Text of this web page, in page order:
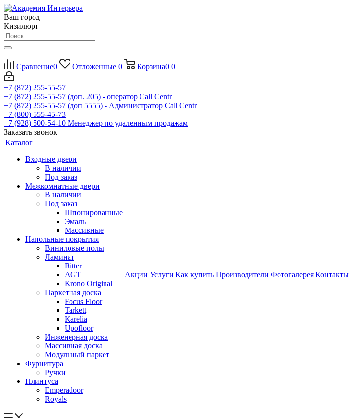
Ваш город
Кизилюрт
Сравнение0 Отложенные 0 Корзина0 0
+7 (872) 255-55-57
+7 (872) 255-55-57 (доп. 205) - оператор Call Centr
+7 (872) 255-55-57 (доп 5555) - Администратор Call Centr
+7 (800) 555-45-73
+7 (928) 500-54-10 Менеджер по удаленным продажам
Заказать звонок
Каталог
Входные двери
В наличии
Под заказ
Межкомнатные двери
В наличии
Под заказ
Шпонированные
Эмаль
Массивные
Напольные покрытия
Виниловые полы
Ламинат
Ritter
AGT
Krono Original
Паркетная доска
Focus Floor
Tarkett
Karelia
Upofloor
Инженерная доска
Массивная доска
Модульный паркет
Фурнитура
Ручки
Плинтуса
Emperadoor
Royals
Акции Услуги Как купить Производители Фотогалерея Контакты